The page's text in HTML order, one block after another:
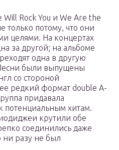
Will Rock You и We Are the
только потому, что они
целями. На концертах
за другой; на альбоме
одна в другую
были выпущены
со стороной
редкий формат double A-
придавала
потенциальным хитам.
крутили обе
соединились даже
ни разу не был